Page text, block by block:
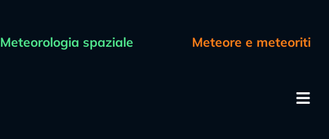
Meteorologia spaziale Meteore e meteoriti